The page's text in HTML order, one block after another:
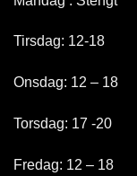
Tirsdag: 12-18
Onsdag: 12 – 18
Torsdag: 17 -20
Fredag: 12 – 18